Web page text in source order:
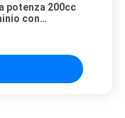
potenza 200cc
con